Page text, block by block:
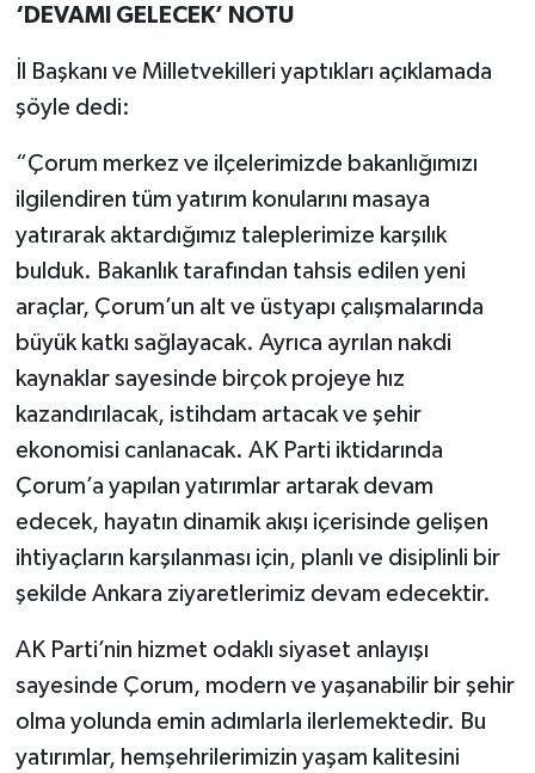
‘DEVAMI GELECEK’ NOTU
İl Başkanı ve Milletvekilleri yaptıkları açıklamada
şöyle dedi:
“Çorum merkez ve ilçelerimizde bakanlığımızı
ilgilendiren tüm yatırım konularını masaya
yatırarak aktardığımız taleplerimize karşılık
bulduk. Bakanlık tarafından tahsis edilen yeni
araçlar, Çorum’un alt ve üstyapı çalışmalarında
büyük katkı sağlayacak. Ayrıca ayrılan nakdi
kaynaklar sayesinde birçok projeye hız
kazandırılacak, istihdam artacak ve şehir
ekonomisi canlanacak. AK Parti iktidarında
Çorum’a yapılan yatırımlar artarak devam
edecek, hayatın dinamik akışı içerisinde gelişen
ihtiyaçların karşılanması için, planlı ve disiplinli bir
şekilde Ankara ziyaretlerimiz devam edecektir.
AK Parti’nin hizmet odaklı siyaset anlayışı
sayesinde Çorum, modern ve yaşanabilir bir şehir
olma yolunda emin adımlarla ilerlemektedir. Bu
yatırımlar, hemşehrilerimizin yaşam kalitesini